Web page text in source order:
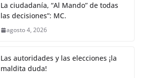
La ciudadanía, “Al Mando” de todas
las decisiones”: MC.
agosto 4, 2026
Las autoridades y las elecciones ¡la
maldita duda!